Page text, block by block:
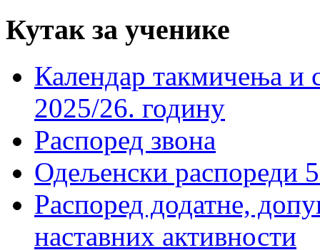
Кутак за ученике
Календар такмичења
2025/26. годину
Распоред звона
Одељенски распореди
Распоред додатне,
наставних активности